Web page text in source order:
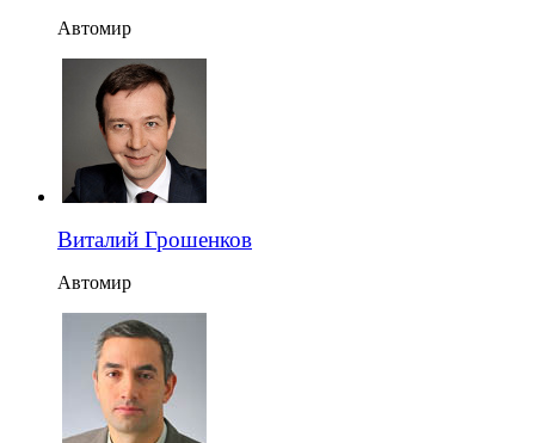
Автомир
Виталий Грошенков
Автомир